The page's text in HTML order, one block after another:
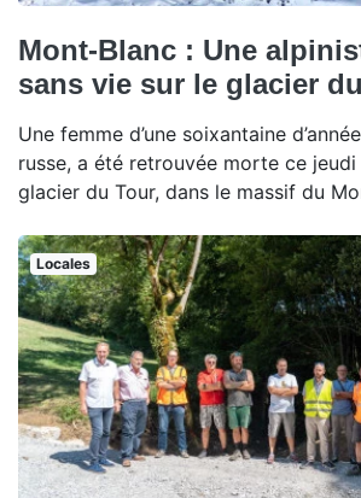
Mont-Blanc : Une
sans vie sur le glacier
Une femme d’une soixantaine
russe, a été retrouvée morte ce
glacier du Tour, dans le massif du
Locales